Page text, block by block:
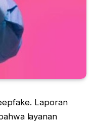
Laporan
layanan